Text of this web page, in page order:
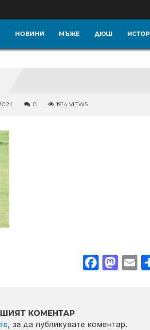
НОВИНИ МЪЖЕ ДЮШ
0 1914 VIEWS
КОМЕНТАР
, за да публикувате коментар.